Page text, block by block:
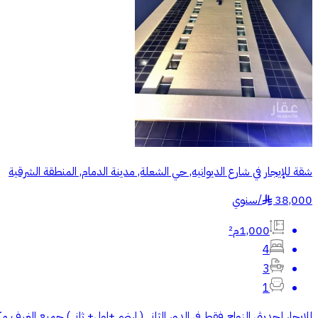
شقة للإيجار في شارع الديوانيه, حي الشعلة, مدينة الدمام, المنطقة الشرقية
38,000
§
/سنوي
1,000م²
4
3
1